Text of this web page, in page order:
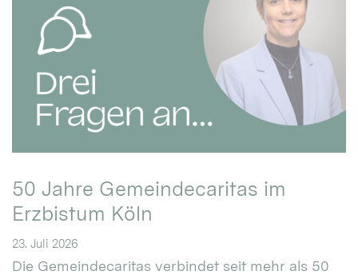
50 Jahre Gemeindecaritas im
Erzbistum Köln
23. Juli 2026
Die Gemeindecaritas verbindet seit mehr als 50